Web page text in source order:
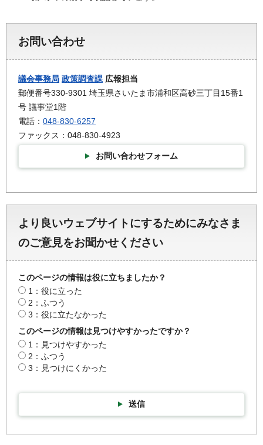
お問い合わせ
議会事務局 政策調査課 広報担当
郵便番号330-9301 埼玉県さいたま市浦和区高砂三丁目15番1
号 議事堂1階
電話： 048-830-6257
ファックス：048-830-4923
お問い合わせフォーム
より良いウェブサイトにするためにみなさま
のご意見をお聞かせください
このページの情報は役に立ちましたか？
1：役に立った
2：ふつう
3：役に立たなかった
このページの情報は見つけやすかったですか？
1：見つけやすかった
2：ふつう
3：見つけにくかった
送信